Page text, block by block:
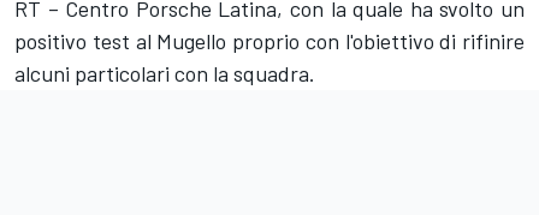
RT – Centro Porsche Latina, con la quale ha svolto un
positivo test al Mugello proprio con l'obiettivo di rifinire
alcuni particolari con la squadra.